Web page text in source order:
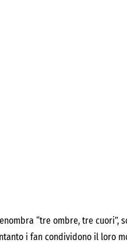
“tre ombre, tre cuori”,
i fan condividono il loro